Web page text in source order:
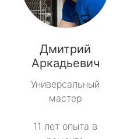
Дмитрий
Аркадьевич
Универсальный
мастер
11 лет опыта в